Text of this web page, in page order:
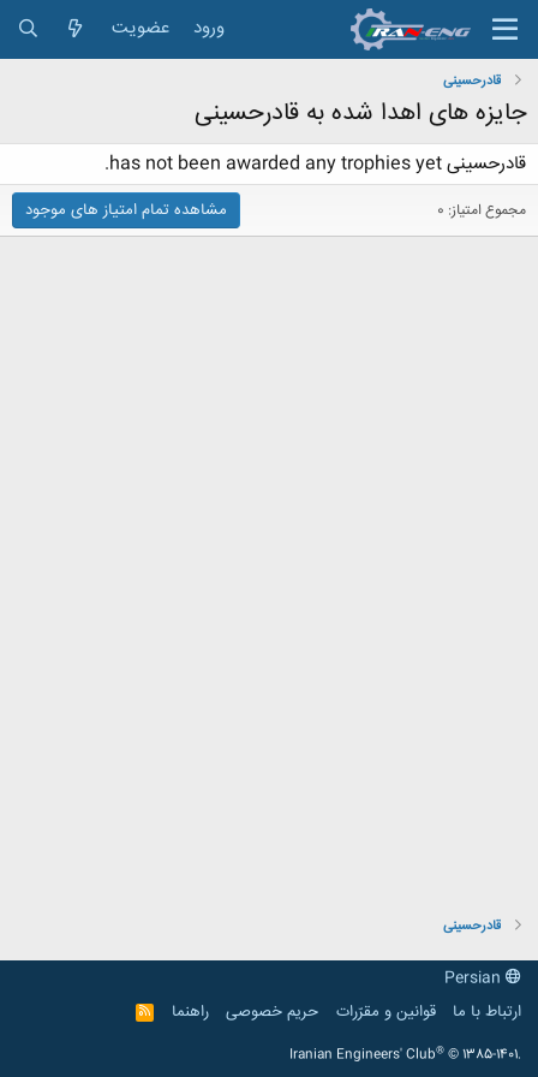
ورود عضویت
قادرحسینی
جایزه های اهدا شده به قادرحسینی
قادرحسینی has not been awarded any trophies yet.
مجموع امتیاز: 0 مشاهده تمام امتیاز های موجود
قادرحسینی
ارتباط با ما
قوانین و مقرّرات حریم خصوصی راهنما
R
S
Iranian Engineers' Club® © 1385-1401.